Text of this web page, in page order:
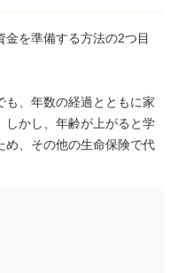
を準備する方法の2つ目
も、年数の経過とともに家
しかし、年齢が上がると学
め、その他の生命保険で代